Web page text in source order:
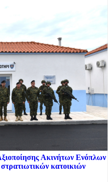
Ακινήτων Ενόπλων
κατοικιών